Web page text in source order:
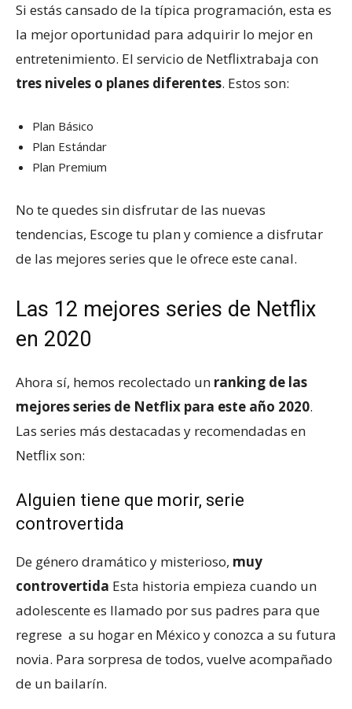
Si estás cansado de la típica programación, esta es
la mejor oportunidad para adquirir lo mejor en
entretenimiento. El servicio de Netflixtrabaja con
tres niveles o planes diferentes. Estos son:
Plan Básico
Plan Estándar
Plan Premium
No te quedes sin disfrutar de las nuevas
tendencias, Escoge tu plan y comience a disfrutar
de las mejores series que le ofrece este canal.
Las 12 mejores series de Netflix
en 2020
Ahora sí, hemos recolectado un ranking de las
mejores series de Netflix para este año 2020.
Las series más destacadas y recomendadas en
Netflix son:
Alguien tiene que morir, serie
controvertida
De género dramático y misterioso, muy
controvertida Esta historia empieza cuando un
adolescente es llamado por sus padres para que
regrese a su hogar en México y conozca a su futura
novia. Para sorpresa de todos, vuelve acompañado
de un bailarín.